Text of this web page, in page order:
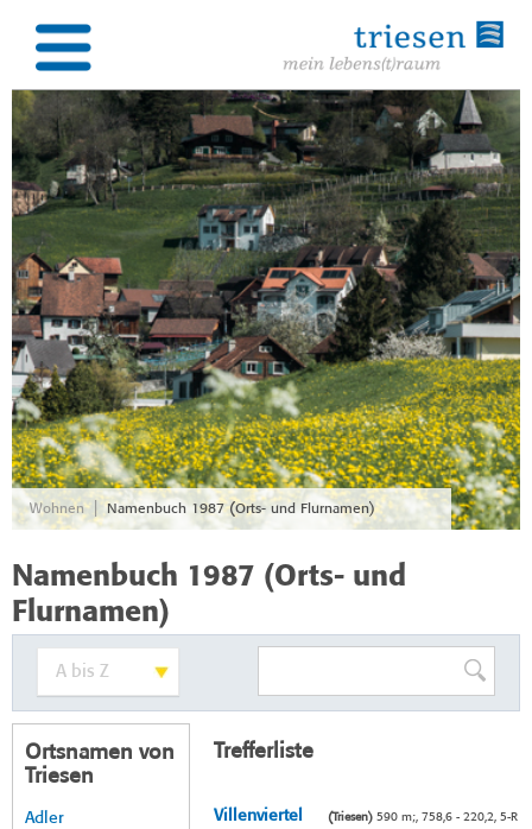
Wohnen Namenbuch 1987 (Orts- und Flurnamen)
Namenbuch 1987 (Orts- und
Flurnamen)
Ortsnamen von
Triesen
Adler
Trefferliste
Villenviertel (Triesen)590 m;, 758,6 - 220,2, 5-R